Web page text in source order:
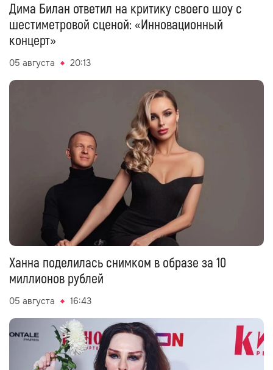
Дима Билан ответил на критику своего шоу с
шестиметровой сценой: «Инновационный
концерт»
05 августа 20:13
Ханна поделилась снимком в образе за 10
миллионов рублей
05 августа 16:43